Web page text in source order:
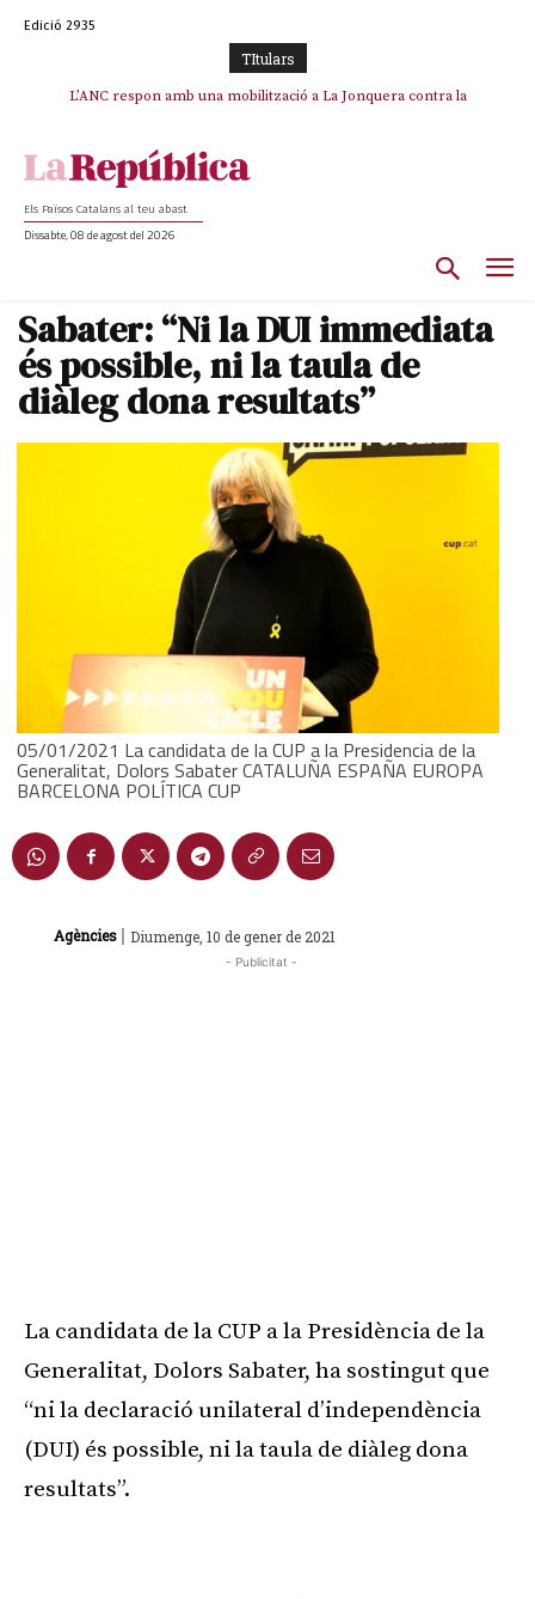
Edició 2935
TItulars
L’ANC respon amb una mobilització a La Jonquera contra la
SOS Costa Brava es planta contra la “nefasta” prolongació de la C-32 i
Els Països Catalans al teu abast
Dissabte, 08 de agost del 2026
Sabater: “Ni la DUI immediata
és possible, ni la taula de
diàleg dona resultats”
05/01/2021 La candidata de la CUP a la Presidencia de la
Generalitat, Dolors Sabater CATALUÑA ESPAÑA EUROPA
BARCELONA POLÍTICA CUP
Agències | Diumenge, 10 de gener de 2021
- Publicitat -
La candidata de la CUP a la Presidència de la
Generalitat, Dolors Sabater, ha sostingut que
“ni la declaració unilateral d’independència
(DUI) és possible, ni la taula de diàleg dona
resultats”.